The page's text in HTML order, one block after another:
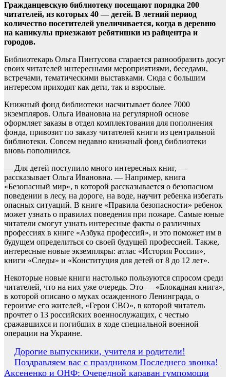
Гражданцевскую библиотеку посещают порядка 200
читателей, из которых 40 — детей. В летний период
количество посетителей увеличивается, когда в деревню
на каникулы приезжают ребятишки из райцентра и
городов.
Библиотекарь Ольга Пинтусова старается разнообразить досуг
своих читателей интересными мероприятиями, беседами,
встречами, тематическими выставками. Сюда с большим
интересом приходят как дети, так и взрослые.
Книжный фонд библиотеки насчитывает более 7000
экземпляров. Ольга Ивановна на регулярной основе
оформляет заказы в отдел комплектования для пополнения
фонда, привозит по заказу читателей книги из центральной
библиотеки. Совсем недавно книжный фонд библиотеки
вновь пополнился.
— Для детей поступило много интересных книг, —
рассказывает Ольга Ивановна. — Например, книга
«Безопасный мир», в которой рассказывается о безопасном
поведении в лесу, на дороге, на воде, научит ребенка избегать
опасных ситуаций. В книге «Правила безопасности» ребенок
может узнать о правилах поведения при пожаре. Самые юные
читатели смогут узнать интересные факты о различных
профессиях в книге «Азбука профессий», и это поможет им в
будущем определиться со своей будущей профессией. Также,
интересные новые экземпляры: атлас «История России»,
книги «Следы» и «Конституция для детей от 8 до 12 лет».
Некоторые новые книги настолько пользуются спросом среди
читателей, что на них уже очередь. Это — «Блокадная книга»,
в которой описано о муках осажденного Ленинграда, о
героизме его жителей, «Герои СВО», в которой читатель
прочтет о 13 российских военнослужащих, с честью
сражавшихся и погибших в ходе специальной военной
операции на Украине.
Навигация
по
Дорогие выпускники, учителя и родители!
Поздравляем вас с праздником Последнего звонка!
Аксененко и ОНФ: Очередной караван гумпомощи